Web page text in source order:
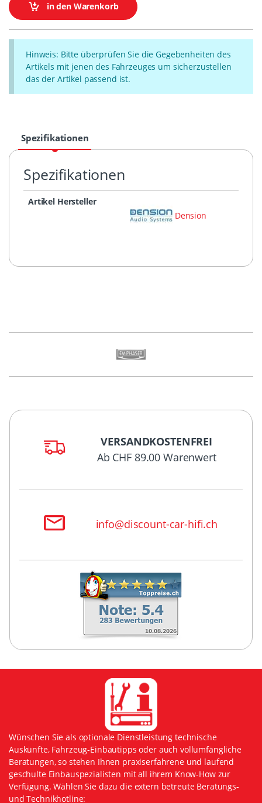
in den Warenkorb
Hinweis: Bitte überprüfen Sie die Gegebenheiten des
Artikels mit jenen des Fahrzeuges um sicherzustellen
das der Artikel passend ist.
Spezifikationen
Spezifikationen
Artikel Hersteller
Dension
VERSANDKOSTENFREI
Ab CHF 89.00 Warenwert
info@discount-car-hifi.ch
Wünschen Sie als optionale Dienstleistung technische
Auskünfte, Fahrzeug-Einbautipps oder auch vollumfängliche
Beratungen, so stehen Ihnen praxiserfahrene und laufend
geschulte Einbauspezialisten mit all ihrem Know-How zur
Verfügung. Wählen Sie dazu die extern betreute Beratungs-
und Technikhotline: